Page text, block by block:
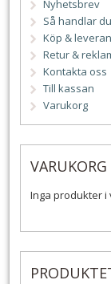
Nyhetsbrev
Så handlar du
Köp &
Retur &
Kontakta oss
Till kassan
Varukorg
VARUKORG
Inga produkter i